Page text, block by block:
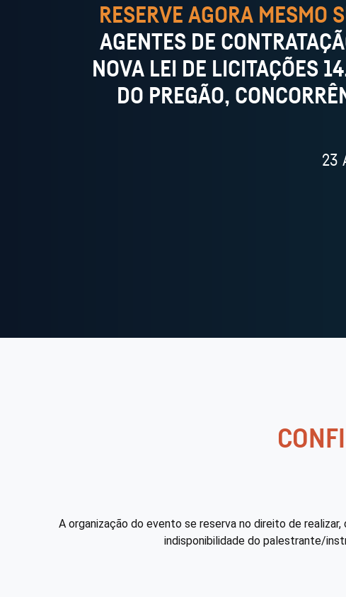
RESERVE AGORA MESMO
AGENTES DE
NOVA LEI DE LICITAÇÕES
DO PREGÃO,
23
A organização do evento se reserva no direito de
indisponibilidade do palestrante/